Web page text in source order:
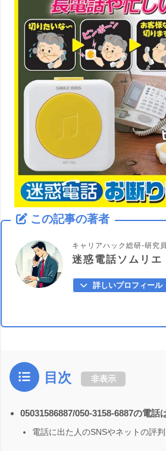
この記事の著者
キャリアハック総研-研究員
迷惑電話ソムリエ
詳しいプロフィール
目次 非表示
05031586887/050-3158-6887の電話
電話に出た人のSNSやネットの評判